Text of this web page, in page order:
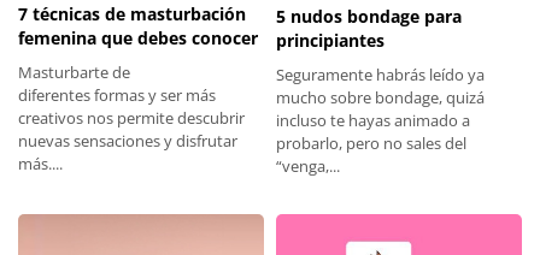
7 técnicas de masturbación
femenina que debes conocer
Masturbarte de
diferentes formas y ser más
creativos nos permite descubrir
nuevas sensaciones y disfrutar
más....
5 nudos bondage para
principiantes
Seguramente habrás leído ya
mucho sobre bondage, quizá
incluso te hayas animado a
probarlo, pero no sales del
“venga,...